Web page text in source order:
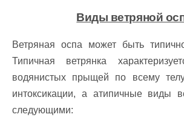
Виды ветряной
Ветряная оспа может быть
Типичная ветрянка
водянистых прыщей по всему
интоксикации, а атипичные виды
следующими: